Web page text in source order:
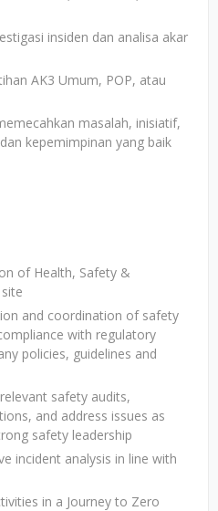
insiden dan analisa akar
AK3 Umum, POP, atau
masalah, inisiatif,
kepemimpinan yang baik
of Health, Safety &
and coordination of safety
with regulatory
policies, guidelines and
safety audits,
and address issues as
safety leadership
incident analysis in line with
in a Journey to Zero